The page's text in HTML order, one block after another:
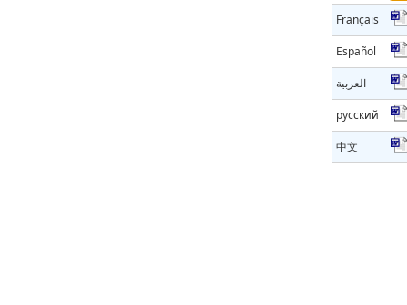
Français
Español
العربية
русский
中文